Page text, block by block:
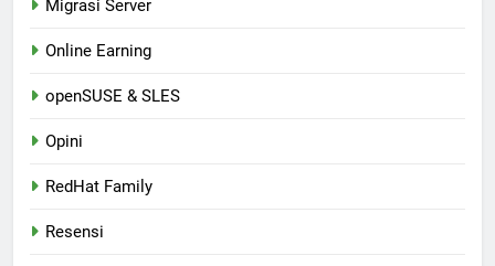
Migrasi Server
Online Earning
openSUSE & SLES
Opini
RedHat Family
Resensi